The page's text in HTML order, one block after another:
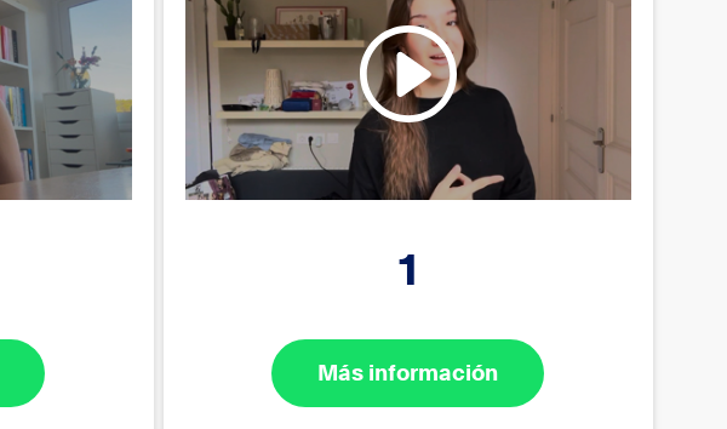
1
Más información